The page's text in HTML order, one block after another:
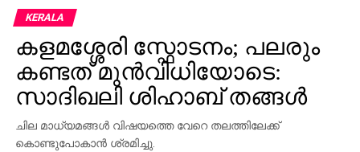
KERALA
കളമശ്ശേരി സ്ഫോടനം; പലരും
കണ്ടത് മുന്‍വിധിയോടെ:
സാദിഖലി ശിഹാബ് തങ്ങള്‍
ചില മാധ്യമങ്ങള്‍ വിഷയത്തെ വേറെ തലത്തിലേക്ക്
കൊണ്ടുപോകാന്‍ ശ്രമിച്ചു.